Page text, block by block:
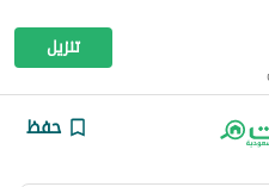
تنزيل
حفظ